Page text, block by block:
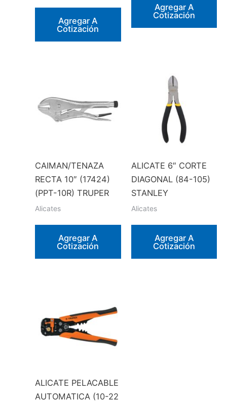
Agregar A
Cotización
Agregar A
Cotización
CAIMAN/TENAZA
RECTA 10″ (17424)
(PPT-10R) TRUPER
Alicates
Agregar A
Cotización
ALICATE 6″ CORTE
DIAGONAL (84-105)
STANLEY
Alicates
Agregar A
Cotización
ALICATE PELACABLE
AUTOMATICA (10-22